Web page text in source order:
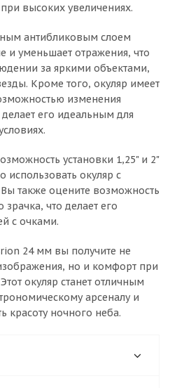
высоких увеличениях.
антибликовым слоем
и уменьшает отражения, что
за яркими объектами,
Кроме того, окуляр имеет
изменения
его идеальным для
установки 1,25" и 2"
использовать окуляр с
также оцените возможность
зрачка, что делает его
с очками.
24 мм вы получите не
но и комфорт при
окуляр станет отличным
арсеналу и
красоту ночного неба.